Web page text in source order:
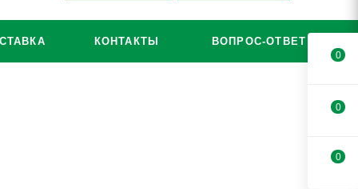
КОНТАКТЫ ВОПРОС-ОТВЕТ
0
0
0